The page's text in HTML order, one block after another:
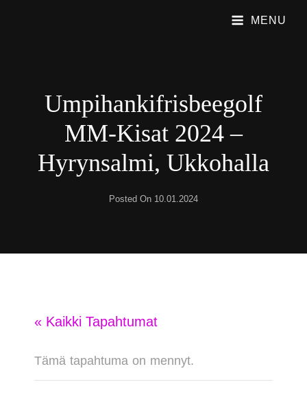
MENU
Umpihankifrisbeegolf
MM-Kisat 2024 –
Hyrynsalmi, Ukkohalla
Posted On 10.01.2024
« Kaikki Tapahtumat
Tämä tapahtuma on mennyt.